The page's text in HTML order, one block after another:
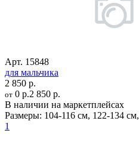
Арт. 15848
для мальчика
2 850 р.
от 0 р.2 850 р.
В наличии на маркетплейсах
Размеры: 104-116 см, 122-134 см,
1